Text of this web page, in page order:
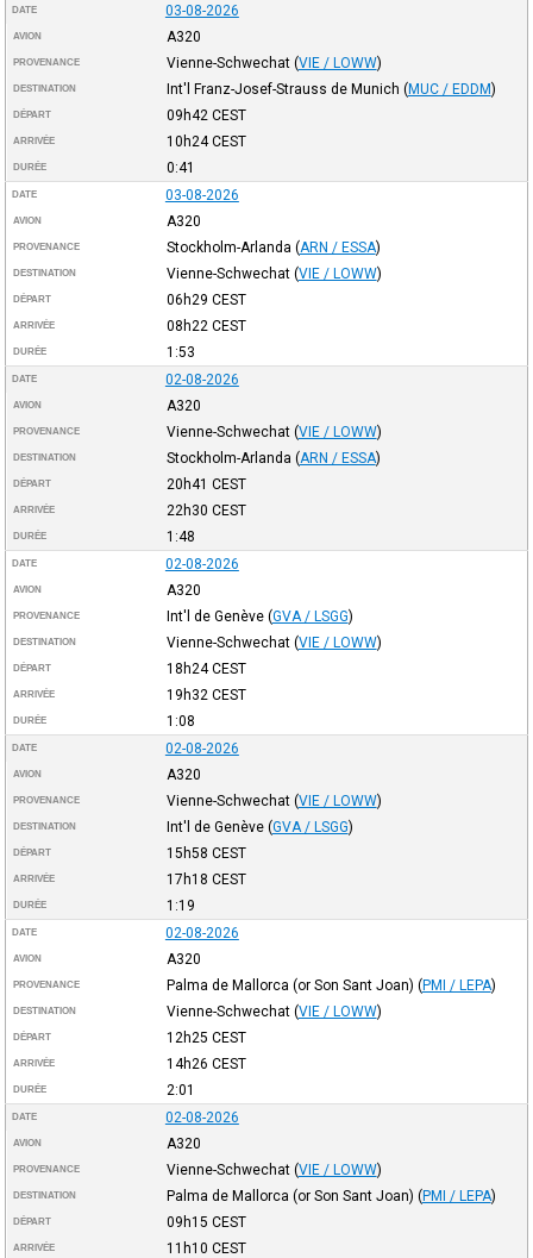
DATE 03-08-2026
AVION A320
PROVENANCE Vienne-Schwechat (VIE / LOWW)
DESTINATION Int'l Franz-Josef-Strauss de Munich (MUC / EDDM)
DÉPART 09h42 CEST
ARRIVÉE 10h24CEST
DURÉE 0:41
DATE 03-08-2026
AVION A320
PROVENANCE Stockholm-Arlanda (ARN / ESSA)
DESTINATION Vienne-Schwechat (VIE / LOWW)
DÉPART 06h29 CEST
ARRIVÉE 08h22 CEST
DURÉE 1:53
DATE 02-08-2026
AVION A320
PROVENANCE Vienne-Schwechat (VIE / LOWW)
DESTINATION Stockholm-Arlanda (ARN / ESSA)
DÉPART 20h41 CEST
ARRIVÉE 22h30 CEST
DURÉE 1:48
DATE 02-08-2026
AVION A320
PROVENANCE Int'l de Genève (GVA / LSGG)
DESTINATION Vienne-Schwechat (VIE / LOWW)
DÉPART 18h24CEST
ARRIVÉE 19h32 CEST
DURÉE 1:08
DATE 02-08-2026
AVION A320
PROVENANCE Vienne-Schwechat (VIE / LOWW)
DESTINATION Int'l de Genève (GVA / LSGG)
DÉPART 15h58 CEST
ARRIVÉE 17h18 CEST
DURÉE 1:19
DATE 02-08-2026
AVION A320
PROVENANCE Palma de Mallorca (or Son Sant Joan) (PMI / LEPA)
DESTINATION Vienne-Schwechat (VIE / LOWW)
DÉPART 12h25 CEST
ARRIVÉE 14h26 CEST
DURÉE 2:01
DATE 02-08-2026
AVION A320
PROVENANCE Vienne-Schwechat (VIE / LOWW)
DESTINATION Palma de Mallorca (or Son Sant Joan) (PMI / LEPA)
DÉPART 09h15 CEST
ARRIVÉE 11h10 CEST